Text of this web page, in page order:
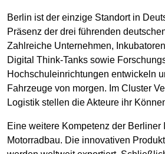
Berlin ist der einzige Standort in
Präsenz der drei führenden
Zahlreiche Unternehmen,
Digital Think-Tanks sowie
Hochschuleinrichtungen entwickeln
Fahrzeuge von morgen. Im Cluster
Logistik stellen die Akteure ihr
Eine weitere Kompetenz der Berliner
Motorradbau. Die innovativen